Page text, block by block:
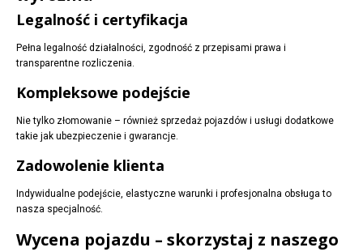
Legalność i certyfikacja
Pełna legalność działalności, zgodność z przepisami prawa i
transparentne rozliczenia.
Kompleksowe podejście
Nie tylko złomowanie – również sprzedaż pojazdów i usługi dodatkowe
takie jak ubezpieczenie i gwarancje.
Zadowolenie klienta
Indywidualne podejście, elastyczne warunki i profesjonalna obsługa to
nasza specjalność.
Wycena pojazdu – skorzystaj z naszego